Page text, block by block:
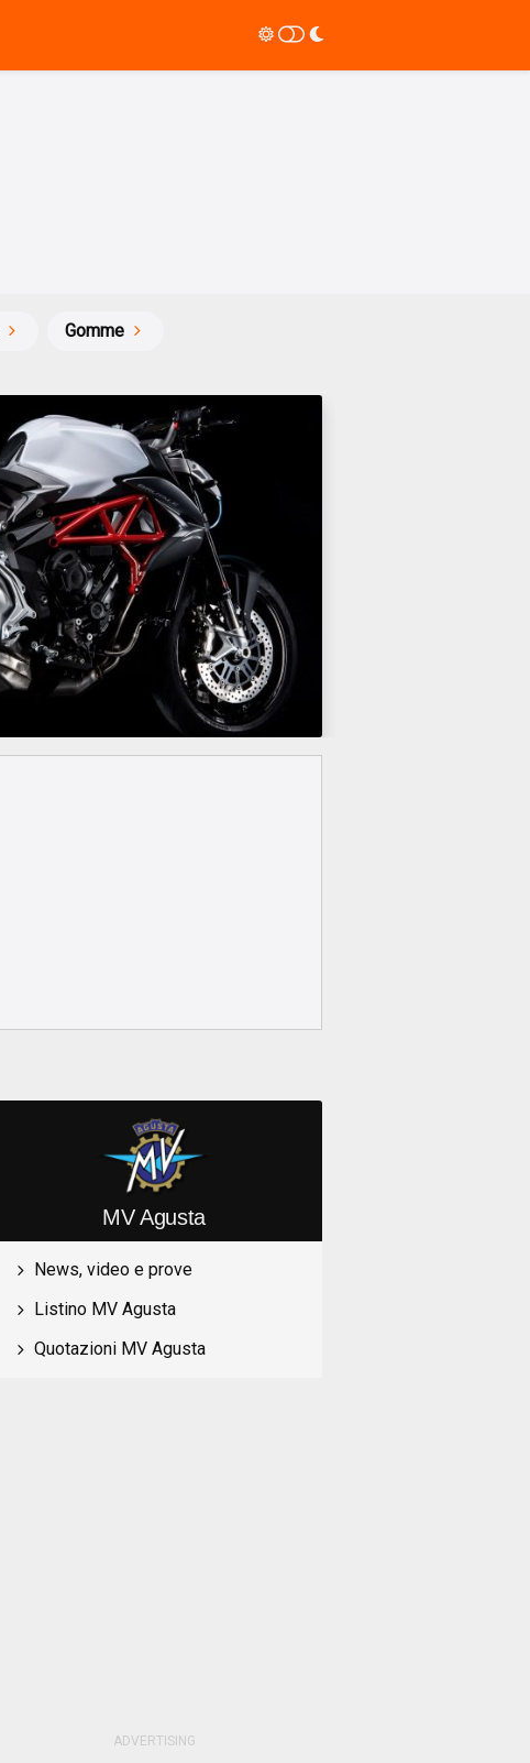
Gomme
MV Agusta
News, video e prove
Listino MV Agusta
Quotazioni MV Agusta